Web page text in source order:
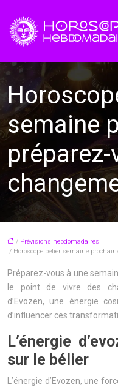
semaine
/ Prévisions hebdomadaires
/ Horoscope bélier semaine
Préparez-vous à une
le point de vivre des
d’Evozen, une énergie
d’influencer ces
L’énergie
sur le bélier
L’énergie d’Evozen, une